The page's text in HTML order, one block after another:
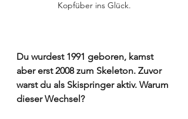
Kopfüber ins Glück.
Du wurdest 1991 geboren, kamst
aber erst 2008 zum Skeleton. Zuvor
warst du als Skispringer aktiv. Warum
dieser Wechsel?